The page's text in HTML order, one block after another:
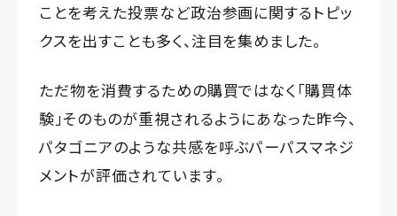
ことを考えた投票など政治参画に関するトピッ
クスを出すことも多く、注目を集めました。
ただ物を消費するための購買ではなく「購買体
験」そのものが重視されるようにあなった昨今、
パタゴニアのような共感を呼ぶパーパスマネジ
メントが評価されています。